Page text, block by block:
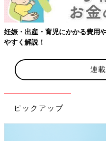
ぴっぴさんは、こちらのレギ
とってもはかせやすく、おむ
時期にもピッタリだとお気に
妊娠・出産・育児にかかる費用
やすく解説！
連
ピックアップ